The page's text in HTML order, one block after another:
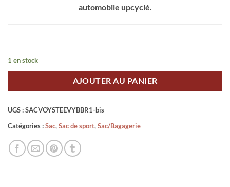
automobile upcyclé.
1 en stock
AJOUTER AU PANIER
UGS :SACVOYSTEEVYBBR1-bis
Catégories :Sac,Sac de sport,Sac/Bagagerie